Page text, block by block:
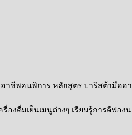
ชีพคนพิการ หลักสูตร บาริสต้ามือ
องดื่มเย็นเมนูต่างๆ เรียนรู้การตีฟ